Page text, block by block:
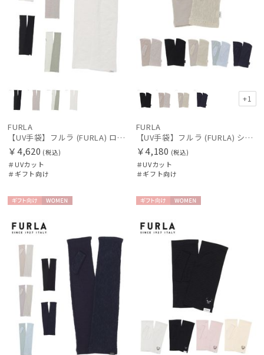
FURLA
【UV手袋】フルラ (FURLA) ロング ＵＶ手袋 FURLAロゴ 指無し
￥4,620 (税込)
＃UVカット
＃ギフト向け
+1
FURLA
【UV手袋】フルラ (FURLA) ショート ＵＶ手袋 FURLAロゴ 指無し
￥4,180 (税込)
＃UVカット
＃ギフト向け
向け
N
向け
N